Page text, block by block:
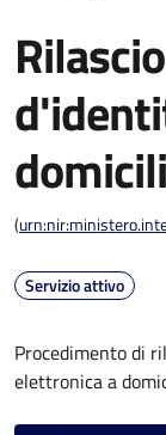
(
Servizio attivo
Procedimento di
elettronica a